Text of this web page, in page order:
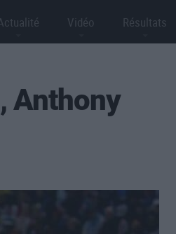
Vidéo Résultats
Anthony